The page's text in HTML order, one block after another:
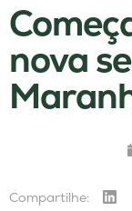
nova
Compartilhe: